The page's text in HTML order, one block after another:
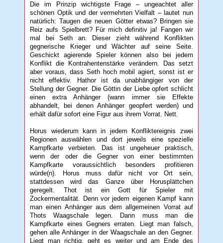
Die im Prinzip wichtigste Frage – ungeachtet aller
schönen Optik und der vermehrten Vielfalt – lautet nun
natürlich: Taugen die neuen Götter etwas? Bringen sie
Reiz aufs Spielbrett? Für mich definitiv ja! Fangen wir
mal bei Seth an. Dieser zieht während Konflikten
gegnerische Krieger und Wächter auf seine Seite.
Geschickt agierende Spieler können also bei jedem
Konflikt die Kontrahentenstärke verändern. Das setzt
aber voraus, dass Seth hoch mobil agiert, sonst ist er
nicht effektiv. Hathor ist da unabhängiger von der
Stellung der Gegner. Die Göttin der Liebe opfert schlicht
einen extra Anhänger (wann immer sie Effekte
abhandelt, bei denen Anhänger geopfert werden) und
erhält dafür sofort eine Figur aus ihrem Vorrat. Nett.
Horus wiederum kann in jedem Konfliktereignis zwei
Regionen auswählen und dort jeweils eine spezielle
Kampfkarte verbieten. Das ist ungeheuer praktisch,
wenn der oder die Gegner von einer bestimmten
Kampfkarte voraussichtlich besonders profitieren
würde(n). Horus muss dafür nicht vor Ort sein,
stattdessen wird das Ganze über Horusplättchen
geregelt. Thot ist ein Gott für Spieler mit
Zockermentalität. Denn vor jedem eigenen Kampf kann
man einen Anhänger aus dem allgemeinen Vorrat auf
Thots Waagschale legen. Dann muss man die
Kampfkarte eines Gegners erraten. Liegt man falsch,
gehen alle Anhänger in der Waagschale an den Gegner.
Liegt man richtig, geht es weiter und am Ende des